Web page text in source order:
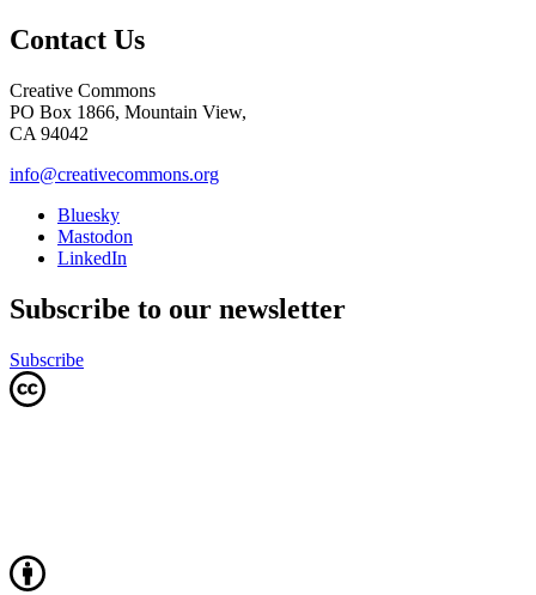
Contact Us
Creative Commons
PO Box 1866, Mountain View,
CA 94042
info@creativecommons.org
Bluesky
Mastodon
LinkedIn
Subscribe to our newsletter
Subscribe